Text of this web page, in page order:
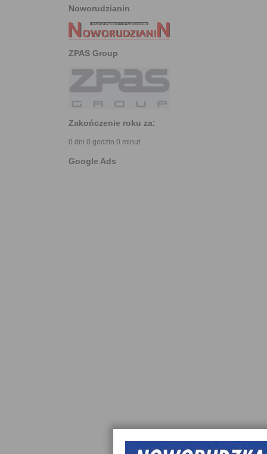
Noworudzianin
ZPAS Group
Zakończenie roku za:
0 dni 0 godzin 0 minut
Google Ads